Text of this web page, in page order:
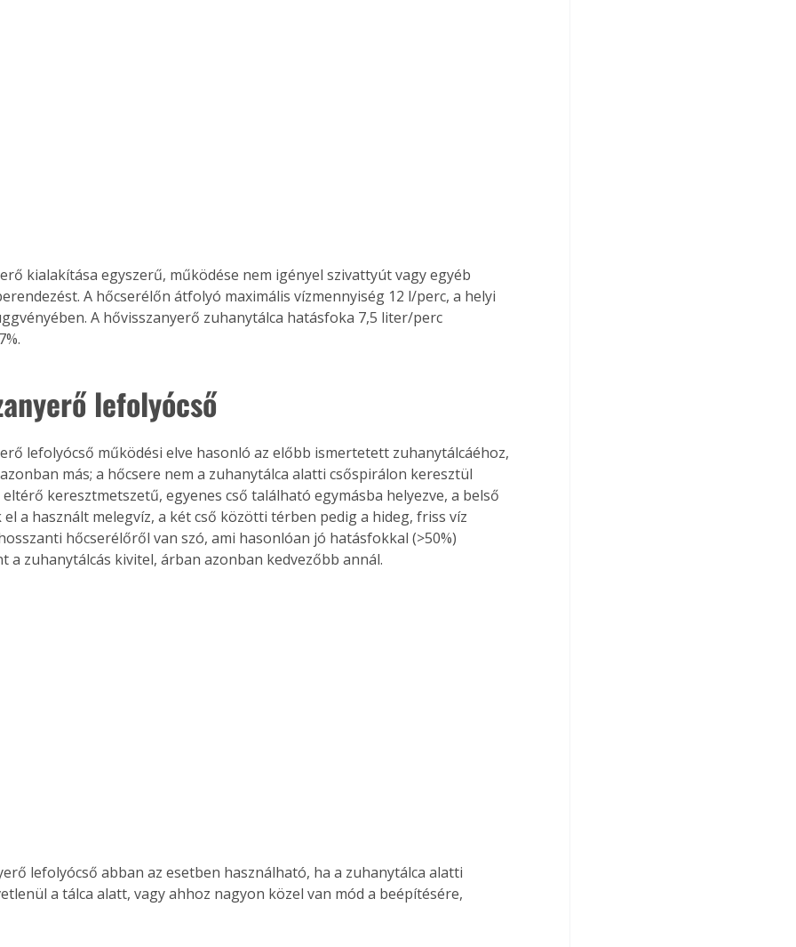
Bárhol,
élve
A
kialakítása egyszerű, működése nem igényel szivattyút vagy egyéb
A hőcserélőn átfolyó maximális vízmennyiség 12 l/perc, a helyi
A hővisszanyerő zuhanytálca hatásfoka 7,5 liter/perc
lefolyócső
lefolyócső működési elve hasonló az előbb ismertetett zuhanytálcáéhoz,
más; a hőcsere nem a zuhanytálca alatti csőspirálon keresztül
keresztmetszetű, egyenes cső található egymásba helyezve, a belső
a használt melegvíz, a két cső közötti térben pedig a hideg, friss víz
hőcserélőről van szó, ami hasonlóan jó hatásfokkal (>50%)
a zuhanytálcás kivitel, árban azonban kedvezőbb annál.
a tálca alatt, vagy ahhoz nagyon közel van mód a beépítésére,